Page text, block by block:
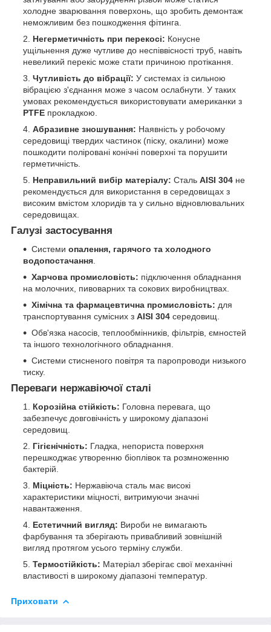
холодне зварювання поверхонь, що зробить демонтаж
неможливим без пошкодження фітинга.
Негерметичність при перекосі: Конусне
ущільнення дуже чутливе до неспіввісності труб, навіть
невеликий перекіс може стати причиною протікання.
Чутливість до вібрації: У системах із сильною
вібрацією з'єднання може з часом ослабнути. У таких
умовах рекомендується використовувати американки з
PTFE прокладкою.
Абразивне зношування: Наявність у робочому
середовищі твердих частинок (піску, окалини) може
пошкодити поліровані конічні поверхні та порушити
герметичність.
Неправильний вибір матеріалу: Сталь AISI 304 не
рекомендується для використання в середовищах з
високим вмістом хлоридів та у сильно відновлювальних
середовищах.
Галузі застосування
Системи опалення, гарячого та холодного
водопостачання
Харчова промисловість: підключення обладнання
на молочних, пивоварних та сокових виробництвах.
Хімічна та фармацевтична промисловість: для
транспортування сумісних з AISI 304 середовищ.
Обв'язка насосів, теплообмінників, фільтрів, ємностей
та іншого технологічного обладнання.
Системи стисненого повітря та паропроводи низького
тиску.
Переваги нержавіючої сталі
Корозійна стійкість: Головна перевага, що
забезпечує довговічність у широкому діапазоні
середовищ.
Гігієнічність: Гладка, непориста поверхня
перешкоджає утворенню біоплівок та розмноженню
бактерій.
Міцність: Нержавіюча сталь має високі
характеристики міцності, витримуючи значні
навантаження.
Естетичний вигляд: Вироби не вимагають
фарбування та зберігають привабливий зовнішній
вигляд протягом усього терміну служби.
Термостійкість: Матеріал зберігає свої механічні
властивості в широкому діапазоні температур.
Приховати